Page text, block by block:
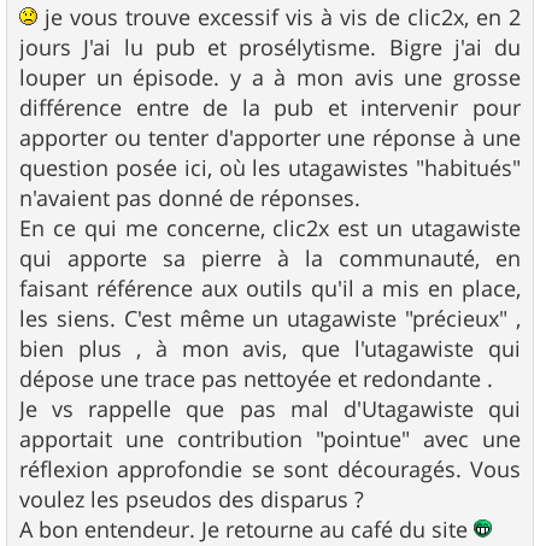
s
a
g
e
je vous trouve excessif vis à vis de clic2x, en 2
jours J'ai lu pub et prosélytisme. Bigre j'ai du
louper un épisode. y a à mon avis une grosse
différence entre de la pub et intervenir pour
apporter ou tenter d'apporter une réponse à une
question posée ici, où les utagawistes "habitués"
n'avaient pas donné de réponses.
En ce qui me concerne, clic2x est un utagawiste
qui apporte sa pierre à la communauté, en
faisant référence aux outils qu'il a mis en place,
les siens. C'est même un utagawiste "précieux" ,
bien plus , à mon avis, que l'utagawiste qui
dépose une trace pas nettoyée et redondante .
Je vs rappelle que pas mal d'Utagawiste qui
apportait une contribution "pointue" avec une
réflexion approfondie se sont découragés. Vous
voulez les pseudos des disparus ?
A bon entendeur. Je retourne au café du site